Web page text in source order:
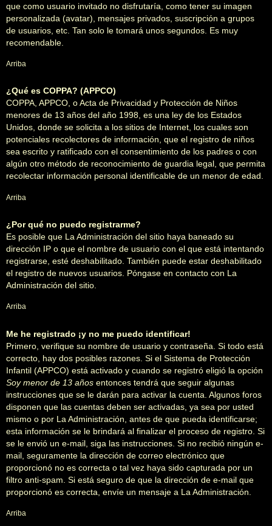
que como usuario invitado no disfrutaría, como tener su imagen
personalizada (avatar), mensajes privados, suscripción a grupos
de usuarios, etc. Tan solo le tomará unos segundos. Es muy
recomendable.
Arriba
¿Qué es COPPA? (APPCO)
COPPA, APPCO, o Acta de Privacidad y Protección de Niños
menores de 13 años del año 1998, es una ley de los Estados
Unidos, donde se solicita a los sitios de Internet, los cuales son
potenciales recolectores de información, que el registro de niños
sea escrito y ratificado con el consentimiento de los padres o con
algún otro método de reconocimiento de guardia legal, que permita
recolectar información personal identificable de un menor de edad.
Arriba
¿Por qué no puedo registrarme?
Es posible que La Administración del sitio haya baneado su
dirección IP o que el nombre de usuario con el que está intentando
registrarse, esté deshabilitado. También puede estar deshabilitado
el registro de nuevos usuarios. Póngase en contacto con La
Administración del sitio.
Arriba
Me he registrado ¡y no me puedo identificar!
Primero, verifique su nombre de usuario y contraseña. Si todo está
correcto, hay dos posibles razones. Si el Sistema de Protección
Infantil (APPCO) está activado y cuando se registró eligió la opción
Soy menor de 13 años entonces tendrá que seguir algunas
instrucciones que se le darán para activar la cuenta. Algunos foros
disponen que las cuentas deben ser activadas, ya sea por usted
mismo o por La Administración, antes de que pueda identificarse;
esta información se le brindará al finalizar el proceso de registro. Si
se le envió un e-mail, siga las instrucciones. Si no recibió ningún e-
mail, seguramente la dirección de correo electrónico que
proporcionó no es correcta o tal vez haya sido capturada por un
filtro anti-spam. Si está seguro de que la dirección de e-mail que
proporcionó es correcta, envíe un mensaje a La Administración.
Arriba